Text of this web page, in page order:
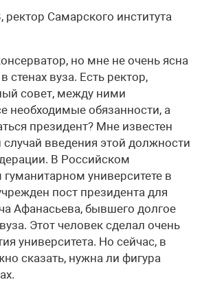
Самарского института
но мне не очень ясна
стенах вуза. Есть ректор,
совет, между ними
необходимые обязанности, а
президент? Мне известен
случай введения этой должности
В Российском
университете в
пост президента для
Афанасьева, бывшего долгое
Этот человек сделал очень
университета. Но сейчас, в
сказать, нужна ли фигура